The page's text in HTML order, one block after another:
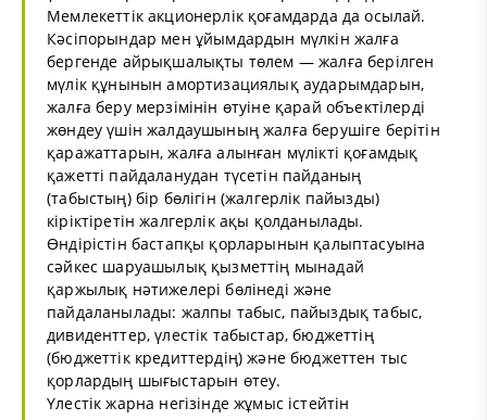
Мемлекеттік акционерлiк қоғамдарда да осылай.
Кәсіпорындар мен ұйымдардын мүлкiн жалға
бергенде айрықшалықты төлем — жалға берiлген
мүлiк құнынын амортизациялық аударымдарын,
жалға беру мерзiмiнiн өтуiне қарай объектiлердi
жөндеу үшiн жалдаушының жалға берушiге берітiн
қаражаттарын, жалға алынған мүлiктi қоғамдық
қажеттi пайдаланудан түсетiн пайданың
(табыстың) бiр бөлiгiн (жалгерлiк пайызды)
кiрiктiретін жалгерлiк ақы қолданылады.
Өндiрiстiн бастапқы қорларынын қалыптасуына
сәйкес шаруашылық қызметтің мынадай
қаржылық нәтижелерi бөлiнедi және
пайдаланылады: жалпы табыс, пайыздық табыс,
дивиденттер, үлестiк табыстар, бюджеттің
(бюджеттік кредиттердiң) және бюджеттен тыс
қорлардың шығыстарын өтеу.
Үлестiк жарна негiзiнде жұмыс iстейтiн